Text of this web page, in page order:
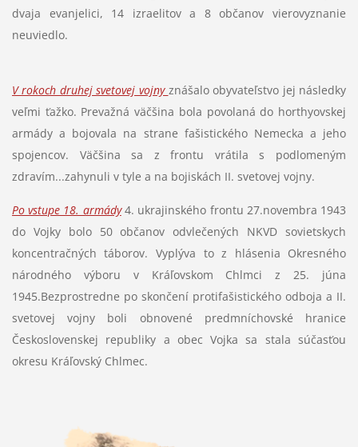
dvaja evanjelici, 14 izraelitov a 8 občanov vierovyznanie
neuviedlo.
V rokoch druhej svetovej vojny znášalo obyvateľstvo jej následky
veľmi ťažko. Prevažná väčšina bola povolaná do horthyovskej
armády a bojovala na strane fašistického Nemecka a jeho
spojencov. Väčšina sa z frontu vrátila s podlomeným
zdravím...zahynuli v tyle a na bojiskách II. svetovej vojny.
Po vstupe 18. armády4. ukrajinského frontu 27.novembra 1943
do Vojky bolo 50 občanov odvlečených NKVD sovietskych
koncentračných táborov. Vyplýva to z hlásenia Okresného
národného výboru v Kráľovskom Chlmci z 25. júna
1945.Bezprostredne po skončení protifašistického odboja a II.
svetovej vojny boli obnovené predmníchovské hranice
Československej republiky a obec Vojka sa stala súčasťou
okresu Kráľovský Chlmec.